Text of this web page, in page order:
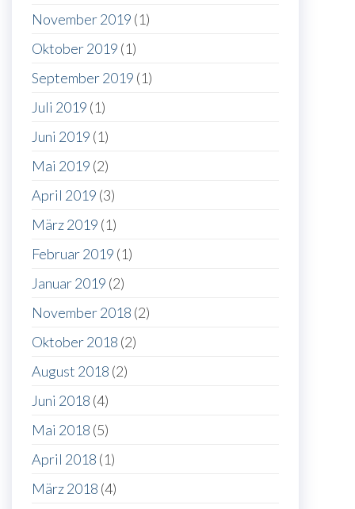
November 2019 (1)
Oktober 2019 (1)
September 2019 (1)
Juli 2019 (1)
Juni 2019 (1)
Mai 2019 (2)
April 2019 (3)
März 2019 (1)
Februar 2019 (1)
Januar 2019 (2)
November 2018 (2)
Oktober 2018 (2)
August 2018 (2)
Juni 2018 (4)
Mai 2018 (5)
April 2018 (1)
März 2018 (4)